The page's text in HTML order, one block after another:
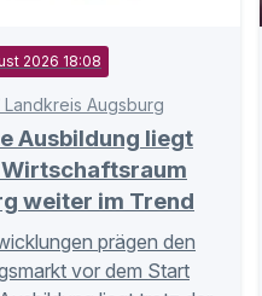
2026 18:08
Augsburg
Ausbildung liegt
Wirtschaftsraum
weiter im Trend
prägen den
vor dem Start